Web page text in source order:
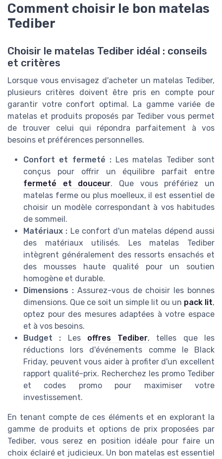
Comment choisir le bon matelas
Tediber
Choisir le matelas Tediber idéal : conseils
et critères
Lorsque vous envisagez d'acheter un matelas Tediber,
plusieurs critères doivent être pris en compte pour
garantir votre confort optimal. La gamme variée de
matelas et produits proposés par Tediber vous permet
de trouver celui qui répondra parfaitement à vos
besoins et préférences personnelles.
Confort et fermeté :Les matelas Tediber sont
conçus pour offrir un équilibre parfait entre
fermeté et douceur. Que vous préfériez un
matelas ferme ou plus moelleux, il est essentiel de
choisir un modèle correspondant à vos habitudes
de sommeil.
Matériaux : Le confort d'un matelas dépend aussi
des matériaux utilisés. Les matelas Tediber
intègrent généralement des ressorts ensachés et
des mousses haute qualité pour un soutien
homogène et durable.
Dimensions :Assurez-vous de choisir les bonnes
dimensions. Que ce soit un simple lit ou un pack lit,
optez pour des mesures adaptées à votre espace
et à vos besoins.
Budget : Les offres Tediber, telles que les
réductions lors d'événements comme le Black
Friday, peuvent vous aider à profiter d'un excellent
rapport qualité-prix. Recherchez les promo Tediber
et codes promo pour maximiser votre
investissement.
En tenant compte de ces éléments et en explorant la
gamme de produits et options de prix proposées par
Tediber, vous serez en position idéale pour faire un
choix éclairé et judicieux. Un bon matelas est essentiel